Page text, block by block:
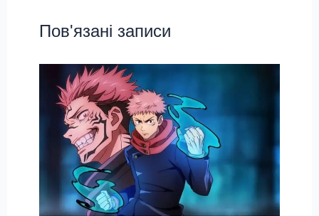
Пов'язані записи